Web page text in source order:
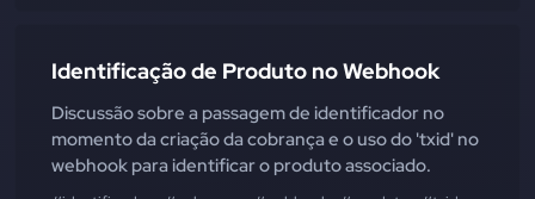
Identificação de Produto no Webhook
Discussão sobre a passagem de identificador no
momento da criação da cobrança e o uso do 'txid' no
webhook para identificar o produto associado.